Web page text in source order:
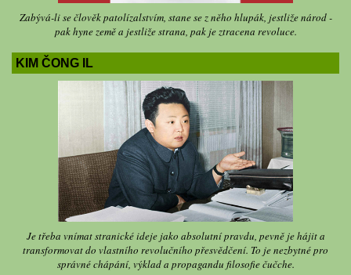
Zabývá-li se člověk patolízalstvím, stane se z něho hlupák, jestliže národ -
pak hyne země a jestliže strana, pak je ztracena revoluce.
KIM ČONG IL
Je třeba vnímat stranické ideje jako absolutní pravdu, pevně je hájit a
transformovat do vlastního revolučního přesvědčení. To je nezbytné pro
správné chápání, výklad a propagandu filosofie čučche.